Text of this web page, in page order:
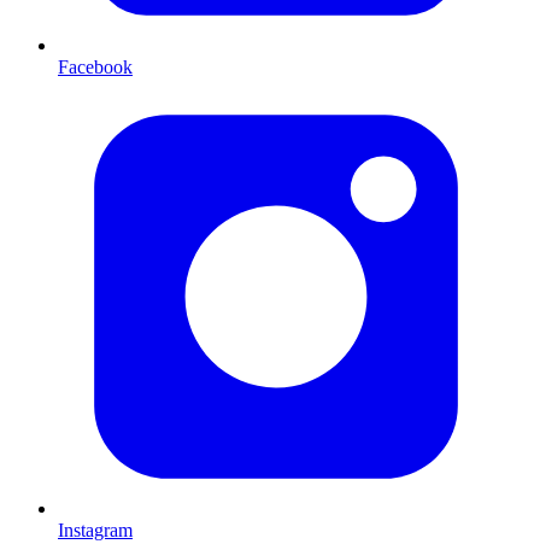
Facebook
Instagram